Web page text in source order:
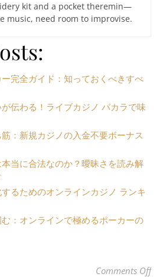
kit and a pocket theremin—
music, need room to improvise.
完全ガイド：知っておくべきすべ
伝わる！ライブカジノ バカラで味
：新規カジノの入金不要ボーナス
当に合法なのか？曖昧さを読み解
るためのオンラインカジノ ランキ
：オンラインで極めるポーカーの
Comments Offon